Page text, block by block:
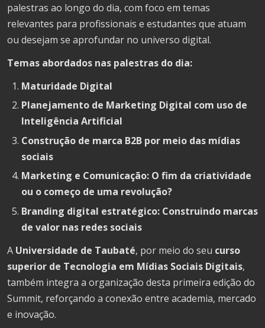
palestras ao longo do dia, com foco em temas
relevantes para profissionais e estudantes que atuam
ou desejam se aprofundar no universo digital.
Temas abordados nas palestras do dia:
Maturidade Digital
Planejamento de Marketing Digital com uso de
Inteligência Artificial
Construção de marca B2B por meio das mídias
sociais
Marketing e Comunicação: O fim da criatividade
ou o começo de uma revolução?
Branding digital estratégico: Construindo marcas
de valor nas redes sociais
A Universidade de Taubaté, por meio do seu curso
superior de Tecnologia em Mídias Sociais Digitais,
também integra a organização desta primeira edição do
Summit, reforçando a conexão entre academia, mercado
e inovação.